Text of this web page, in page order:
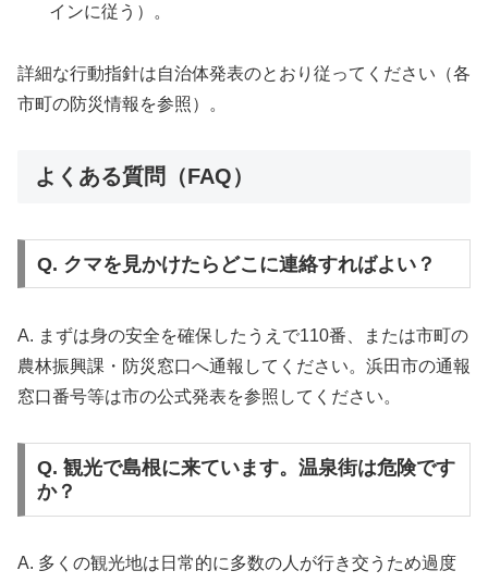
インに従う）。
詳細な行動指針は自治体発表のとおり従ってください（各
市町の防災情報を参照）。
よくある質問（FAQ）
Q. クマを見かけたらどこに連絡すればよい？
A. まずは身の安全を確保したうえで110番、または市町の
農林振興課・防災窓口へ通報してください。浜田市の通報
窓口番号等は市の公式発表を参照してください。
Q. 観光で島根に来ています。温泉街は危険です
か？
A. 多くの観光地は日常的に多数の人が行き交うため過度